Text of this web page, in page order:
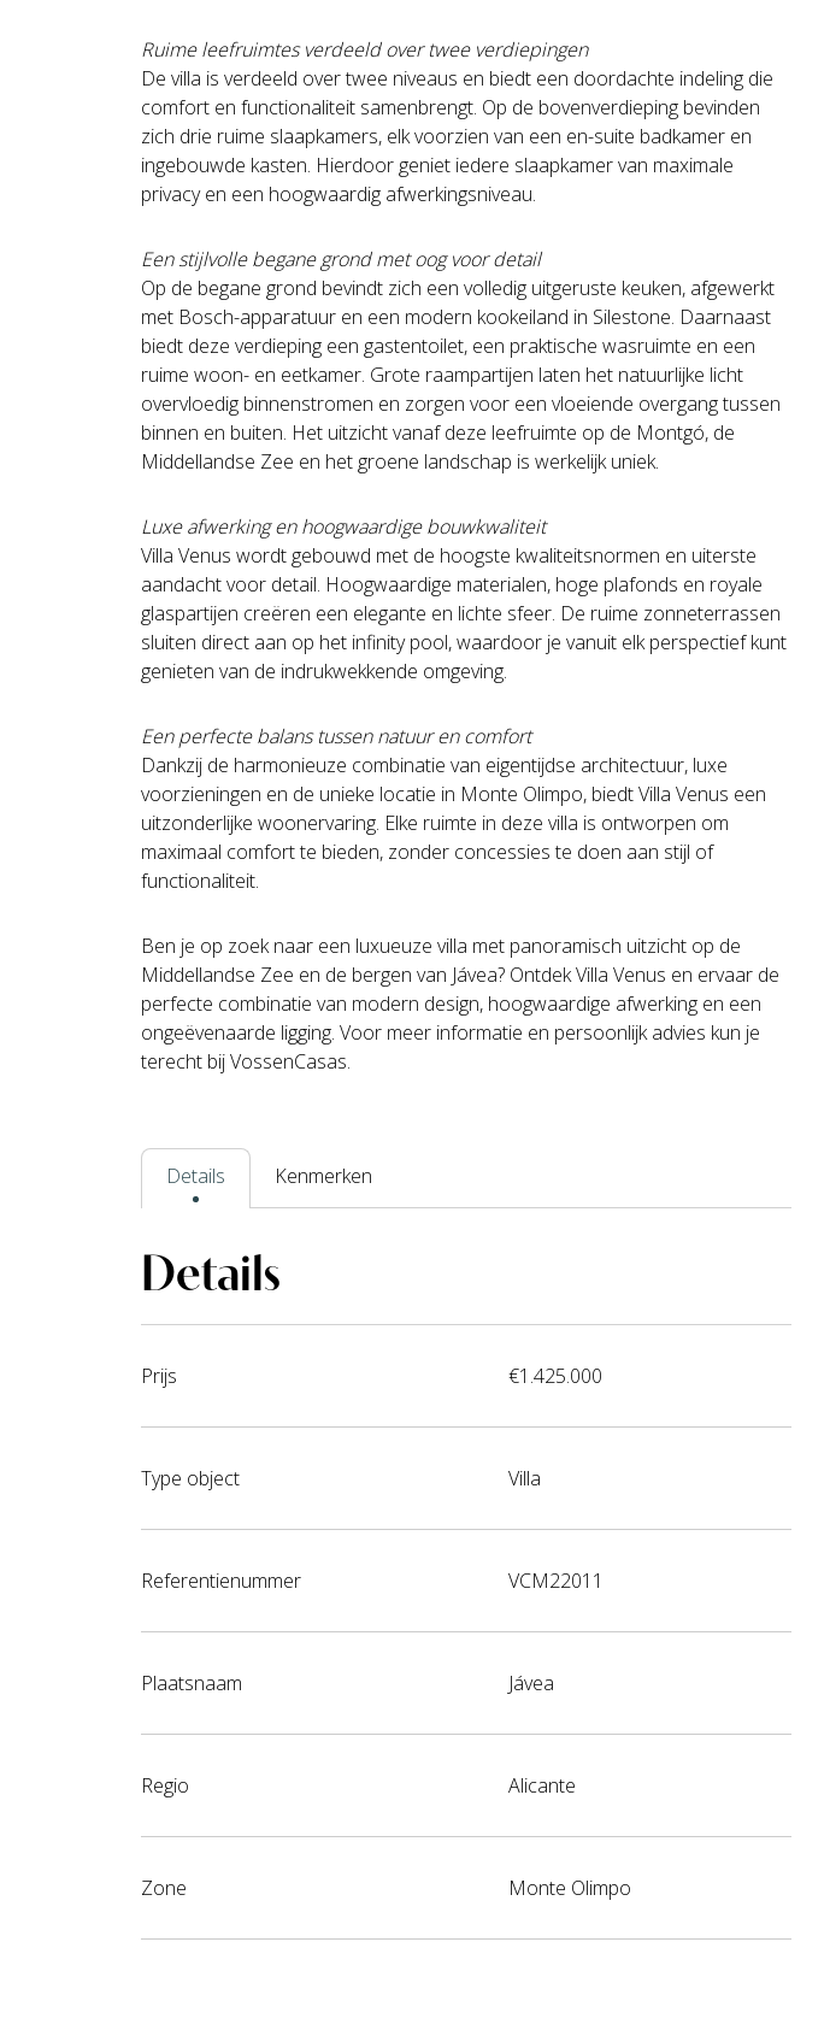
Ruime leefruimtes verdeeld over twee verdiepingen
De villa is verdeeld over twee niveaus en biedt een doordachte indeling die
comfort en functionaliteit samenbrengt. Op de bovenverdieping bevinden
zich drie ruime slaapkamers, elk voorzien van een en-suite badkamer en
ingebouwde kasten. Hierdoor geniet iedere slaapkamer van maximale
privacy en een hoogwaardig afwerkingsniveau.
Een stijlvolle begane grond met oog voor detail
Op de begane grond bevindt zich een volledig uitgeruste keuken, afgewerkt
met Bosch-apparatuur en een modern kookeiland in Silestone. Daarnaast
biedt deze verdieping een gastentoilet, een praktische wasruimte en een
ruime woon- en eetkamer. Grote raampartijen laten het natuurlijke licht
overvloedig binnenstromen en zorgen voor een vloeiende overgang tussen
binnen en buiten. Het uitzicht vanaf deze leefruimte op de Montgó, de
Middellandse Zee en het groene landschap is werkelijk uniek.
Luxe afwerking en hoogwaardige bouwkwaliteit
Villa Venus wordt gebouwd met de hoogste kwaliteitsnormen en uiterste
aandacht voor detail. Hoogwaardige materialen, hoge plafonds en royale
glaspartijen creëren een elegante en lichte sfeer. De ruime zonneterrassen
sluiten direct aan op het infinity pool, waardoor je vanuit elk perspectief kunt
genieten van de indrukwekkende omgeving.
Een perfecte balans tussen natuur en comfort
Dankzij de harmonieuze combinatie van eigentijdse architectuur, luxe
voorzieningen en de unieke locatie in Monte Olimpo, biedt Villa Venus een
uitzonderlijke woonervaring. Elke ruimte in deze villa is ontworpen om
maximaal comfort te bieden, zonder concessies te doen aan stijl of
functionaliteit.
Ben je op zoek naar een luxueuze villa met panoramisch uitzicht op de
Middellandse Zee en de bergen van Jávea? Ontdek Villa Venus en ervaar de
perfecte combinatie van modern design, hoogwaardige afwerking en een
ongeëvenaarde ligging. Voor meer informatie en persoonlijk advies kun je
terecht bij VossenCasas.
Details Kenmerken
Details
Prijs €1.425.000
Type object Villa
Referentienummer VCM22011
Plaatsnaam Jávea
Regio Alicante
Zone Monte Olimpo